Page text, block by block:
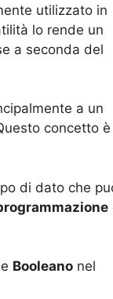
utilizzato in
lo rende un
a seconda del
a un
concetto è
di dato che
Booleano nel